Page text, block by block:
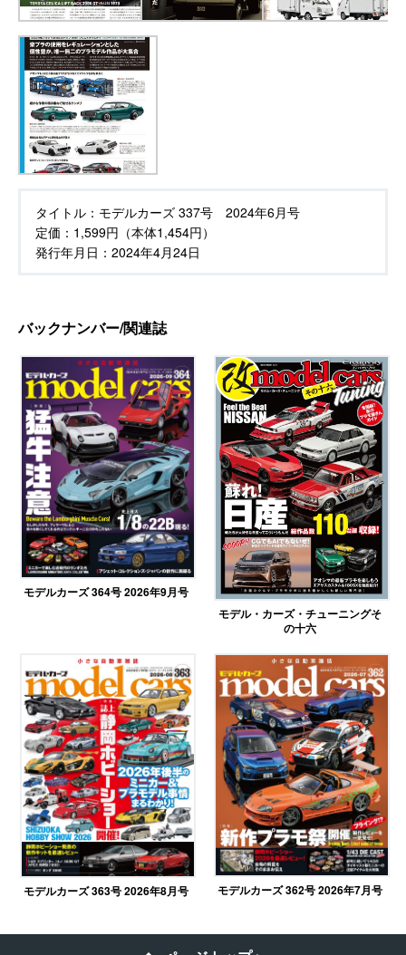
タイトル： モデルカーズ 337号 2024年6月号
定価： 1,599円（本体1,454円）
発行年月日： 2024年4月24日
バックナンバー/関連誌
モデルカーズ 364号 2026年9月号
モデル・カーズ・チューニングそ
の十六
モデルカーズ 363号 2026年8月号 モデルカーズ 362号 2026年7月号